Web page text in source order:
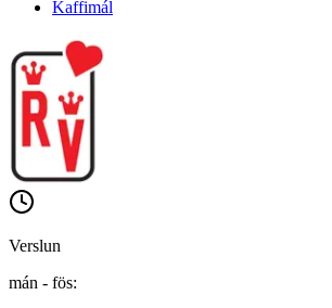
Kaffimál
Verslun
mán - fös: